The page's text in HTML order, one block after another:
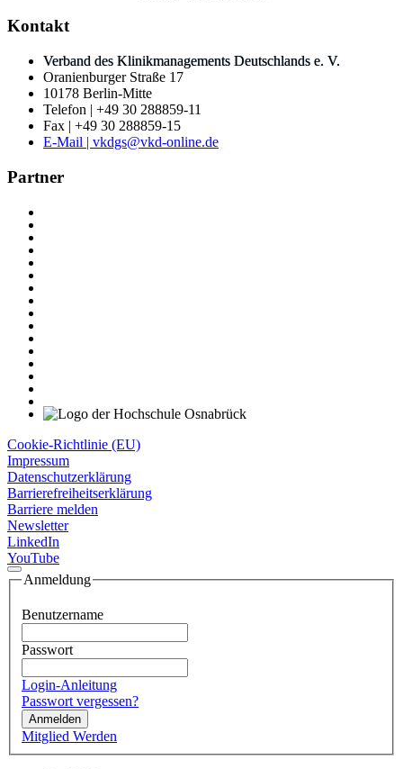
Kontakt
Verband des Klinikmanagements Deutschlands e. V.
Oranienburger Straße 17
10178 Berlin-Mitte
Telefon | +49 30 288859-11
Fax | +49 30 288859-15
E-Mail | vkdgs@vkd-online.de
Partner
Cookie-Richtlinie (EU)
Impressum
Datenschutzerklärung
Barrierefreiheitserklärung
Barriere melden
Newsletter
LinkedIn
YouTube
Anmeldung
Benutzername
Passwort
Login-Anleitung
Passwort vergessen?
Anmelden
Mitglied Werden